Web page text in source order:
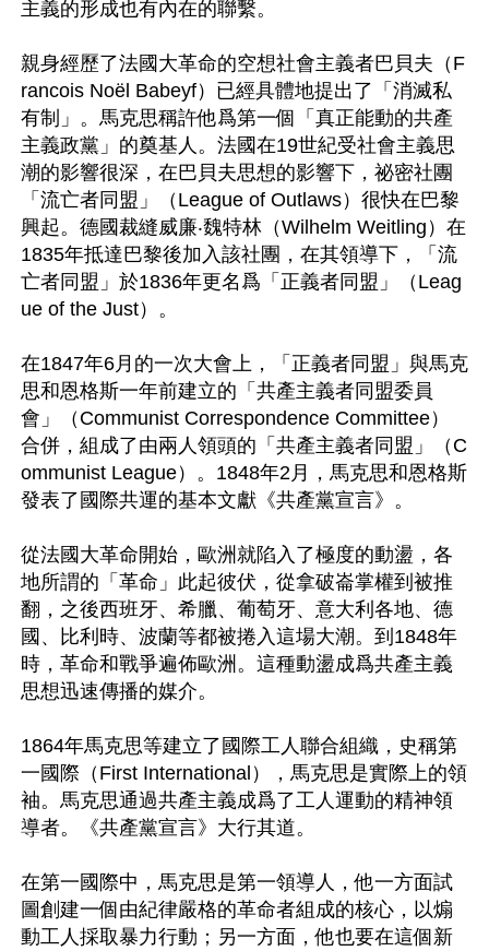
主義的形成也有內在的聯繫。
親身經歷了法國大革命的空想社會主義者巴貝夫（F
rancois Noёl Babeyf）已經具體地提出了「消滅私
有制」。馬克思稱許他爲第一個「真正能動的共產
主義政黨」的奠基人。法國在19世紀受社會主義思
潮的影響很深，在巴貝夫思想的影響下，祕密社團
「流亡者同盟」（League of Outlaws）很快在巴黎
興起。德國裁縫威廉‧魏特林（Wilhelm Weitling）在
1835年抵達巴黎後加入該社團，在其領導下，「流
亡者同盟」於1836年更名爲「正義者同盟」（Leag
ue of the Just）。
在1847年6月的一次大會上，「正義者同盟」與馬克
思和恩格斯一年前建立的「共產主義者同盟委員
會」（Communist Correspondence Committee）
合併，組成了由兩人領頭的「共產主義者同盟」（C
ommunist League）。1848年2月，馬克思和恩格斯
發表了國際共運的基本文獻《共產黨宣言》。
從法國大革命開始，歐洲就陷入了極度的動盪，各
地所謂的「革命」此起彼伏，從拿破崙掌權到被推
翻，之後西班牙、希臘、葡萄牙、意大利各地、德
國、比利時、波蘭等都被捲入這場大潮。到1848年
時，革命和戰爭遍佈歐洲。這種動盪成爲共產主義
思想迅速傳播的媒介。
1864年馬克思等建立了國際工人聯合組織，史稱第
一國際（First International），馬克思是實際上的領
袖。馬克思通過共產主義成爲了工人運動的精神領
導者。《共產黨宣言》大行其道。
在第一國際中，馬克思是第一領導人，他一方面試
圖創建一個由紀律嚴格的革命者組成的核心，以煽
動工人採取暴力行動；另一方面，他也要在這個新